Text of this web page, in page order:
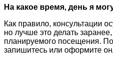
На какое время, день я
Как правило, консультации
но лучше это делать
планируемого посещения.
запишитесь или оформите